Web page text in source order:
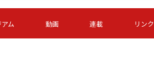
第16節 09/06 (日) 15:00
-
第16節 09/06 (日) 15:00
-
ム 動画 連載 リンク